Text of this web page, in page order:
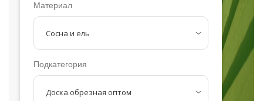
Материал
Подкатегория